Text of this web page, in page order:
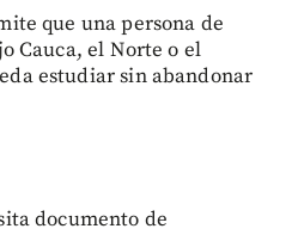
que una persona de
Cauca, el Norte o el
estudiar sin abandonar
documento de